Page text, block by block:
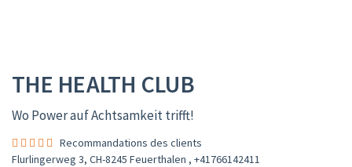
THE HEALTH CLUB
Wo Power auf Achtsamkeit trifft!
Recommandations des clients
Flurlingerweg 3, CH-8245 Feuerthalen , +41766142411